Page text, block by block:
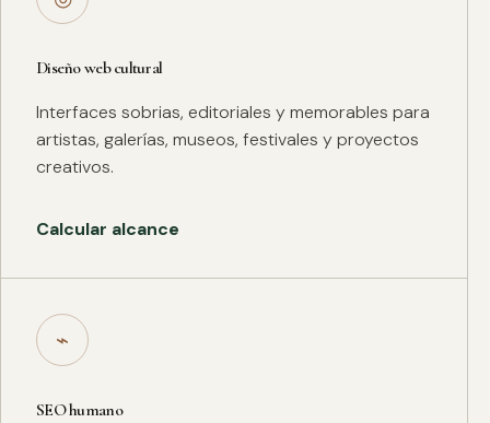
Diseño web cultural
Interfaces sobrias, editoriales y memorables para
artistas, galerías, museos, festivales y proyectos
creativos.
Calcular alcance
⌁
SEO humano